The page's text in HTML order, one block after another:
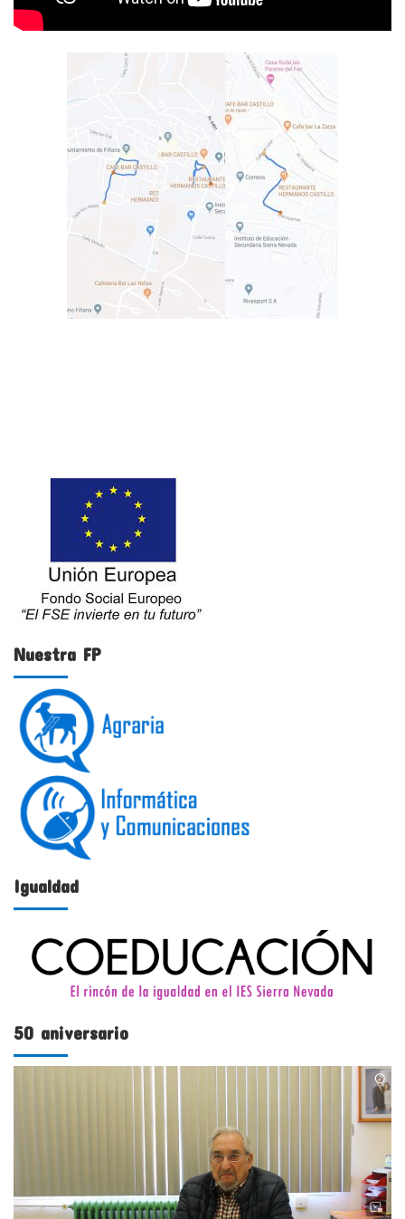
Nuestra FP
Igualdad
50 aniversario